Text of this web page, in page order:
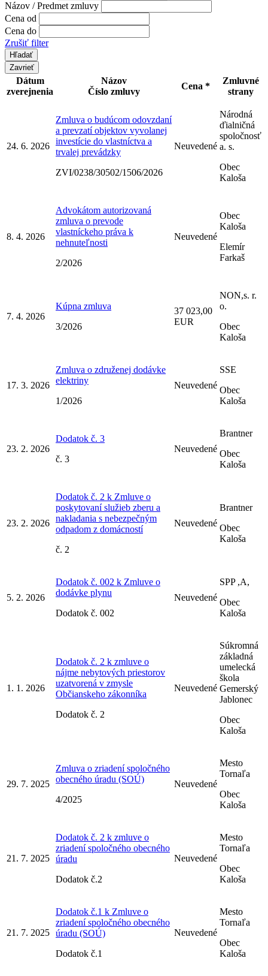
Názov / Predmet zmluvy
Cena od
Cena do
Zrušiť filter
Zavrieť
Dátum
zverejnenia
Názov
Číslo zmluvy
Cena *
Zmluvné
strany
24. 6. 2026
Zmluva o budúcom odovzdaní
a prevzatí objektov vyvolanej
investície do vlastníctva a
trvalej prevádzky
ZVI/0238/30502/1506/2026
Neuvedené
Národná
ďialničná
spoločnosť
a. s.
Obec
Kaloša
8. 4. 2026
Advokátom autorizovaná
zmluva o prevode
vlastníckeho práva k
nehnuteľnosti
2/2026
Neuvedené
Obec
Kaloša
Elemír
Farkaš
7. 4. 2026
Kúpna zmluva
3/2026
37 023,00
EUR
NON,s. r.
o.
Obec
Kaloša
17. 3. 2026
Zmluva o združenej dodávke
elektriny
1/2026
Neuvedené
SSE
Obec
Kaloša
23. 2. 2026
Dodatok č. 3
č. 3
Neuvedené
Brantner
Obec
Kaloša
23. 2. 2026
Dodatok č. 2 k Zmluve o
poskytovaní služieb zberu a
nakladania s nebezpečným
odpadom z domácností
č. 2
Neuvedené
Brantner
Obec
Kaloša
5. 2. 2026
Dodatok č. 002 k Zmluve o
dodávke plynu
Dodatok č. 002
Neuvedené
SPP ,A,
Obec
Kaloša
1. 1. 2026
Dodatok č. 2 k zmluve o
nájme nebytových priestorov
uzatvorená v zmysle
Občianskeho zákonníka
Dodatok č. 2
Neuvedené
Súkromná
základná
umelecká
škola
Gemerský
Jablonec
Obec
Kaloša
29. 7. 2025
Zmluva o zriadení spoločného
obecného úradu (SOÚ)
4/2025
Neuvedené
Mesto
Tornaľa
Obec
Kaloša
21. 7. 2025
Dodatok č. 2 k zmluve o
zriadení spoločného obecného
úradu
Dodatok č.2
Neuvedené
Mesto
Tornaľa
Obec
Kaloša
21. 7. 2025
Dodatok č.1 k Zmluve o
zriadení spoločného obecného
úradu (SOÚ)
Dodatok č.1
Neuvedené
Mesto
Tornaľa
Obec
Kaloša